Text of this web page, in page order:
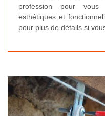
profession pour
esthétiques et
pour plus de détails si